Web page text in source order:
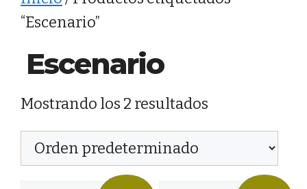
contenido
“Escenario”
Escenario
Mostrando los 2 resultados